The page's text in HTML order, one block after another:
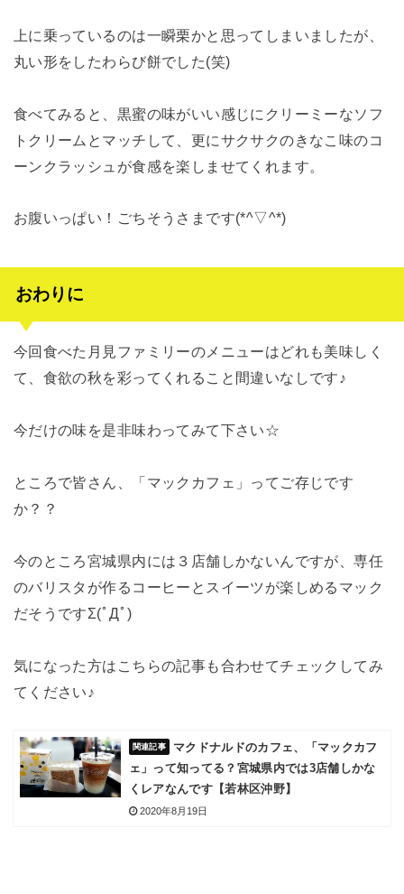
上に乗っているのは一瞬栗かと思ってしまいましたが、
丸い形をしたわらび餅でした(笑)
食べてみると、黒蜜の味がいい感じにクリーミーなソフ
トクリームとマッチして、更にサクサクのきなこ味のコ
ーンクラッシュが食感を楽しませてくれます。
お腹いっぱい！ごちそうさまです(*^▽^*)
おわりに
今回食べた月見ファミリーのメニューはどれも美味しく
て、食欲の秋を彩ってくれること間違いなしです♪
今だけの味を是非味わってみて下さい☆
ところで皆さん、「マックカフェ」ってご存じです
か？？
今のところ宮城県内には３店舗しかないんですが、専任
のバリスタが作るコーヒーとスイーツが楽しめるマック
だそうですΣ(ﾟДﾟ)
気になった方はこちらの記事も合わせてチェックしてみ
てください♪
マクドナルドのカフェ、「マックカフ
ェ」って知ってる？宮城県内では3店舗しかな
くレアなんです【若林区沖野】
2020年8月19日